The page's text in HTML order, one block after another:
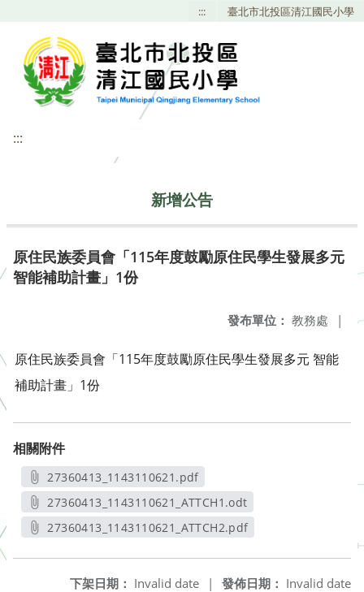
::: 臺北市北投區清江國民小學
:::
新增公告
原住民族委員會「115年度鼓勵原住民學生發展多元
智能補助計畫」1份
發布單位： 教務處 |
原住民族委員會「115年度鼓勵原住民學生發展多元 智能
補助計畫」1份
相關附件
27360413_1143110621.pdf
另開新視窗
27360413_1143110621_ATTCH1.odt
另開新視窗
27360413_1143110621_ATTCH2.pdf
發佈日期： Invalid date
下架日期： Invalid date
|